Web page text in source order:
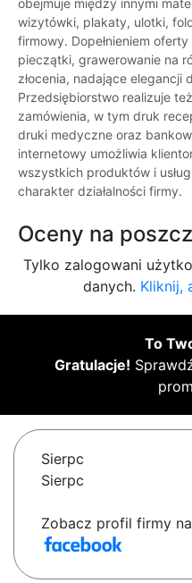
obejmuje między innymi
wizytówki, plakaty, ulotki,
firmowy. Dopełnieniem
pieczątki, grawerowanie na
złocenia, nadające elegancji
Przedsiębiorstwo realizuje
zamówienia, w tym druk
druki medyczne oraz
internetowy umożliwia
wszystkich produktów i
charakter działalności firmy.
Oceny na
Tylko zalogowani
danych. Kliknij,
To
Gratulacje!
Sierpc
Sierpc
Zobacz profil firmy na